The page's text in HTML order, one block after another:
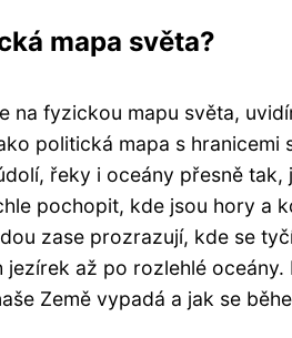
mapa světa?
na fyzickou mapu světa,
politická mapa s
řeky i oceány přesně
pochopit, kde jsou hory a
zase prozrazují, kde se
až po rozlehlé
Země vypadá a jak se